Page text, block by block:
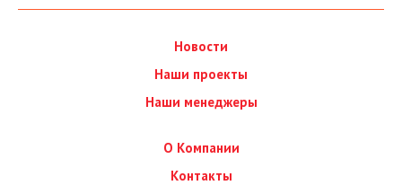
Новости
Наши проекты
Наши менеджеры
О Компании
Контакты